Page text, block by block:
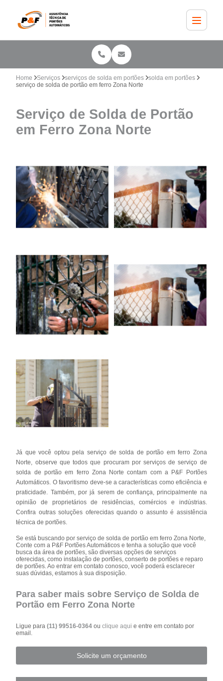
Home Serviços serviços de solda em portões
solda em portões
serviço de solda de portão em ferro Zona Norte
Serviço de Solda de Portão
em Ferro Zona Norte
Já que você optou pela serviço de solda de portão em ferro Zona
Norte, observe que todos que procuram por serviços de serviço de
solda de portão em ferro Zona Norte contam com a P&F Portões
Automáticos. O favoritismo deve-se a características como eficiência e
praticidade. Também, por já serem de confiança, principalmente na
opinião de proprietários de residências, comércios e indústrias.
Confira outras soluções oferecidas quando o assunto é assistência
técnica de portões.
Se está buscando por serviço de solda de portão em ferro Zona Norte,
Conte com a P&F Portões Automáticos e tenha a solução que você
busca da área de portões, são diversas opções de serviços
oferecidas, como instalação de portões, conserto de portões e reparo
de portões. Ao entrar em contato conosco, você poderá esclarecer
suas dúvidas, estamos à sua disposição.
Para saber mais sobre Serviço de Solda de
Portão em Ferro Zona Norte
Ligue para(11) 99516-0364ouclique aqui e entre em contato por
email.
Solicite um orçamento